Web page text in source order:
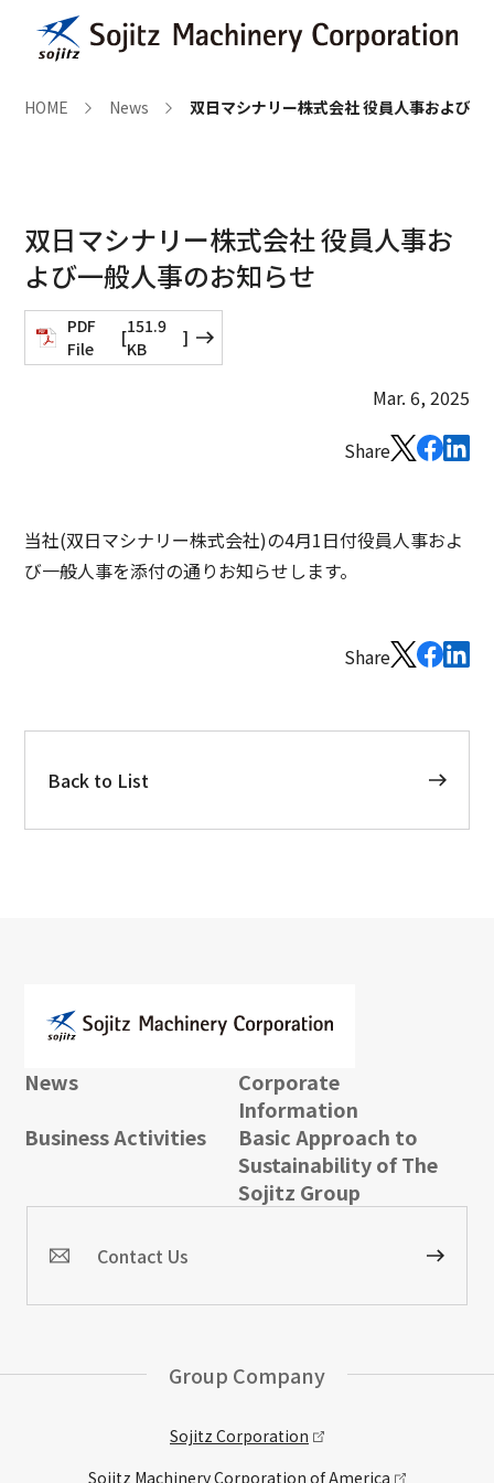
HOME News 双日マシナリー株式会社 役員人事および一
双日マシナリー株式会社 役員人事お
よび一般人事のお知らせ
PDF
File
[
151.9
KB
]
Mar. 6, 2025
Share
当社(双日マシナリー株式会社)の4月1日付役員人事およ
び一般人事を添付の通りお知らせします。
Share
Back to List
News
Corporate
Information
Business Activities
Basic Approach to
Sustainability of The
Sojitz Group
Contact Us
Group Company
Sojitz Corporation
Sojitz Machinery Corporation of America